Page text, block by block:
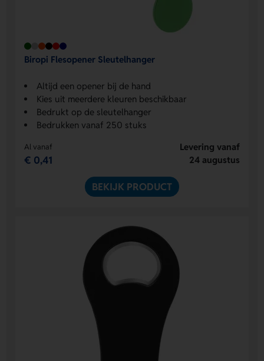
Biropi Flesopener Sleutelhanger
Altijd een opener bij de hand
Kies uit meerdere kleuren beschikbaar
Bedrukt op de sleutelhanger
Bedrukken vanaf 250 stuks
Al vanaf
€ 0,41
Levering vanaf
24 augustus
BEKIJK PRODUCT